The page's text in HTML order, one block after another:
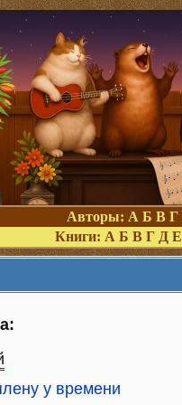
Авторы: А Б В Г
Книги: А Б В Г Д Е
у времени